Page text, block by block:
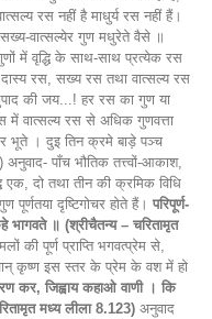
रस नहीं है माधुर्य रस नहीं हैं।
सख्य-वात्सल्येर गुण मधुरेते वैसे ॥
में वृद्धि के साथ-साथ प्रत्येक रस
दास्य रस, सख्य रस तथा वात्सल्य रस
की जय...! हर रस का गुण या
में वात्सल्य रस से अधिक गुणवत्ता
भूते । दुइ तिन क्रमे बाड़े पञ्च
पाँच भौतिक तत्त्वों-आकाश,
एक, दो तथा तीन की क्रमिक विधि
पूर्णतया दृष्टिगोचर होते हैं। परिपूर्ण-
भागवते ॥ (श्रीचैतन्य – चरितामृत
की पूर्ण प्राप्ति भगवत्प्रेम से,
कृष्ण इस स्तर के प्रेम के वश में हो
कर, जिह्वाय कहाओ वाणी । कि
मध्य लीला 8.123) अनुवाद